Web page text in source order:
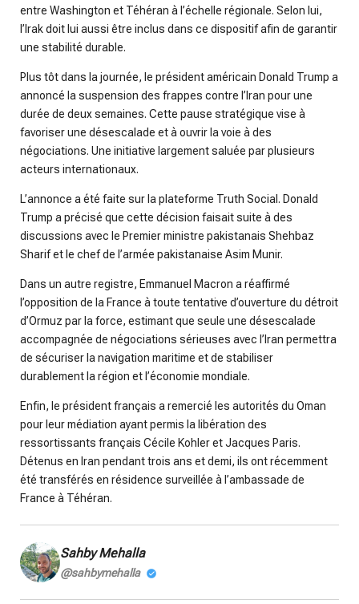
entre Washington et Téhéran à l’échelle régionale. Selon lui,
l’Irak doit lui aussi être inclus dans ce dispositif afin de garantir
une stabilité durable.
Plus tôt dans la journée, le président américain Donald Trump a
annoncé la suspension des frappes contre l’Iran pour une
durée de deux semaines. Cette pause stratégique vise à
favoriser une désescalade et à ouvrir la voie à des
négociations. Une initiative largement saluée par plusieurs
acteurs internationaux.
L’annonce a été faite sur la plateforme Truth Social. Donald
Trump a précisé que cette décision faisait suite à des
discussions avec le Premier ministre pakistanais Shehbaz
Sharif et le chef de l’armée pakistanaise Asim Munir.
Dans un autre registre, Emmanuel Macron a réaffirmé
l’opposition de la France à toute tentative d’ouverture du détroit
d’Ormuz par la force, estimant que seule une désescalade
accompagnée de négociations sérieuses avec l’Iran permettra
de sécuriser la navigation maritime et de stabiliser
durablement la région et l’économie mondiale.
Enfin, le président français a remercié les autorités du Oman
pour leur médiation ayant permis la libération des
ressortissants français Cécile Kohler et Jacques Paris.
Détenus en Iran pendant trois ans et demi, ils ont récemment
été transférés en résidence surveillée à l’ambassade de
France à Téhéran.
Sahby Mehalla
@sahbymehalla